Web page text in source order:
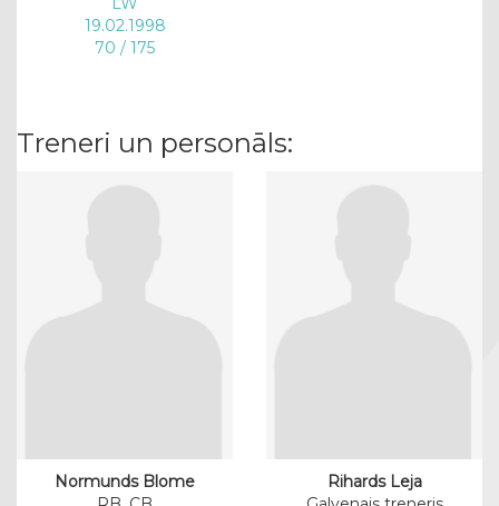
19.02.1998
70 / 175
Treneri un personāls:
Normunds Blome
Rihards Leja